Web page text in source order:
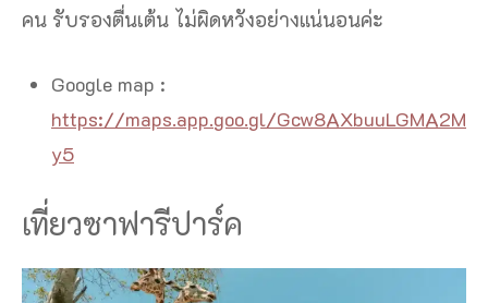
คน รับรองตื่นเต้น ไม่ผิดหวังอย่างแน่นอนค่ะ
Google map :
https://maps.app.goo.gl/Gcw8AXbuuLGMA2M
y5
เที่ยวซาฟารีปาร์ค